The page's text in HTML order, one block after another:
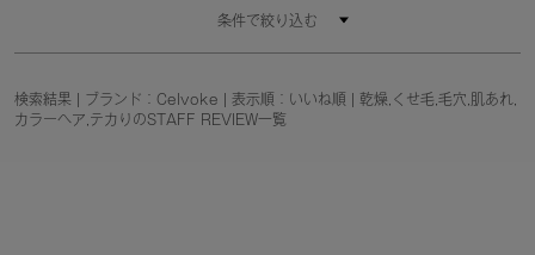
条件で絞り込む
検索結果 | ブランド：Celvoke | 表示順：いいね順 | 乾燥,くせ毛,毛穴,肌あれ,
カラーヘア,テカりのSTAFF REVIEW一覧